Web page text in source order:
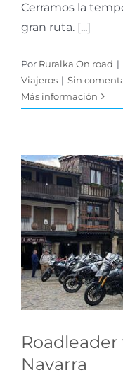
Cerramos la
gran ruta. [...]
Por Ruralka On road |
Viajeros | Sin
Más información
Navarra